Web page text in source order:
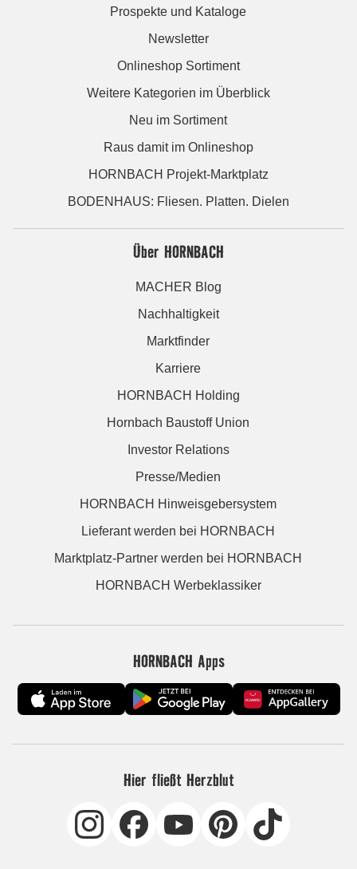
Prospekte und Kataloge
Newsletter
Onlineshop Sortiment
Weitere Kategorien im Überblick
Neu im Sortiment
Raus damit im Onlineshop
HORNBACH Projekt-Marktplatz
BODENHAUS: Fliesen. Platten. Dielen
Über HORNBACH
MACHER Blog
Nachhaltigkeit
Marktfinder
Karriere
HORNBACH Holding
Hornbach Baustoff Union
Investor Relations
Presse/Medien
HORNBACH Hinweisgebersystem
Lieferant werden bei HORNBACH
Marktplatz-Partner werden bei HORNBACH
HORNBACH Werbeklassiker
HORNBACH Apps
Hier fließt Herzblut